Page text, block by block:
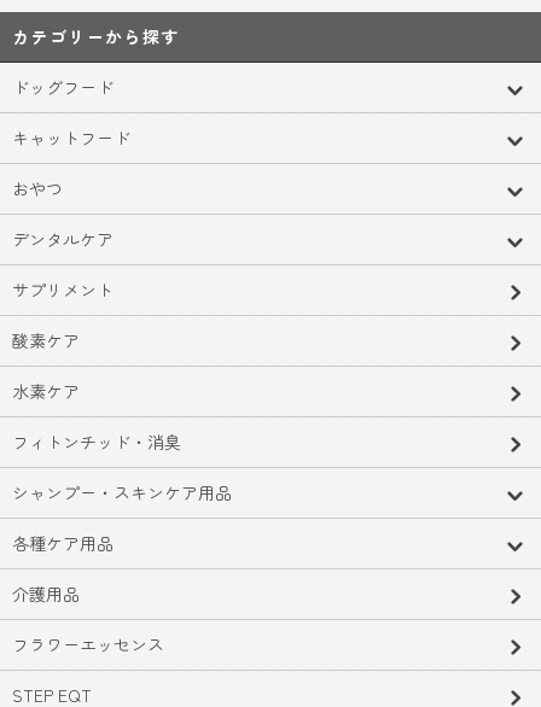
カテゴリーから探す
ドッグフード
キャットフード
おやつ
デンタルケア
サプリメント
酸素ケア
水素ケア
フィトンチッド・消臭
シャンプー・スキンケア用品
各種ケア用品
介護用品
フラワーエッセンス
STEP EQT